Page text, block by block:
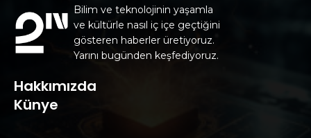
Bilim ve teknolojinin yaşamla
ve kültürle nasıl iç içe geçtiğini
gösteren haberler üretiyoruz.
Yarını bugünden keşfediyoruz.
Hakkımızda
Künye